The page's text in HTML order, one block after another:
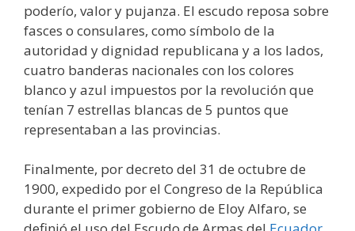
poderío, valor y pujanza. El escudo reposa sobre
fasces o consulares, como símbolo de la
autoridad y dignidad republicana y a los lados,
cuatro banderas nacionales con los colores
blanco y azul impuestos por la revolución que
tenían 7 estrellas blancas de 5 puntos que
representaban a las provincias.
Finalmente, por decreto del 31 de octubre de
1900, expedido por el Congreso de la República
durante el primer gobierno de Eloy Alfaro, se